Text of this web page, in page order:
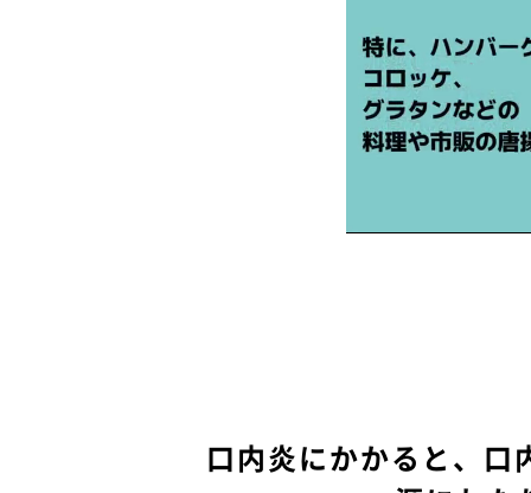
口内炎にかかると、口